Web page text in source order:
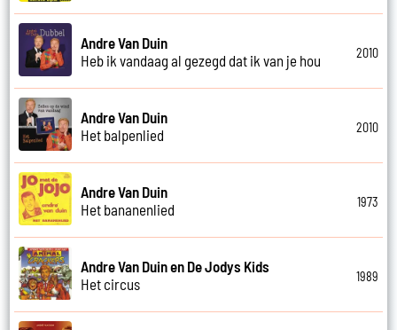
Andre Van Duin
Heb ik vandaag al gezegd dat ik van je hou
2010
Andre Van Duin
Het balpenlied
2010
Andre Van Duin
Het bananenlied
1973
Andre Van Duin en De Jodys Kids
Het circus
1989